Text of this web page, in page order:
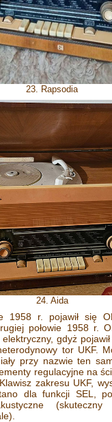
23. Rapsodia
24. Aida
1958 r. pojawił się
połowie 1958 r.
elektryczny, gdyż
tor UKF.
przy nazwie ten
regulacyjne na
zakresu UKF,
dla funkcji SEL,